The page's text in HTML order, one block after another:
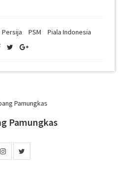
Persija PSM Piala Indonesia
Pamungkas